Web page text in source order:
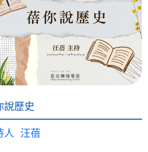
說歷史
人 汪蓓